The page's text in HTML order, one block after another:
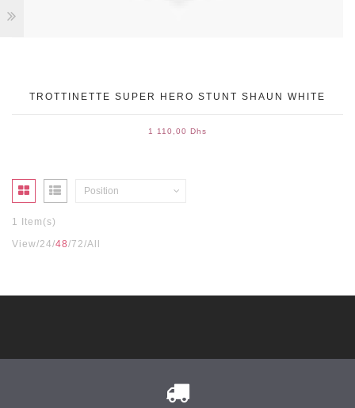
TROTTINETTE SUPER HERO STUNT SHAUN WHITE
1 110,00 Dhs
Position
1 Item(s)
View 24 48 72 All